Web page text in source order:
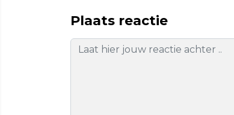
Plaats reactie